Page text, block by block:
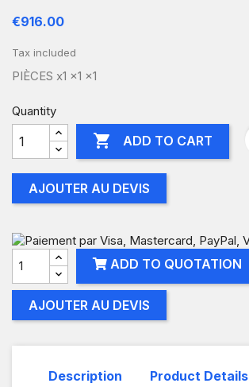
€916.00
Tax included
PIÈCES x1 x1 x1
Quantity
 ADD TO CART
AJOUTER AU DEVIS
ADD TO QUOTATION
AJOUTER AU DEVIS
Description Product Details